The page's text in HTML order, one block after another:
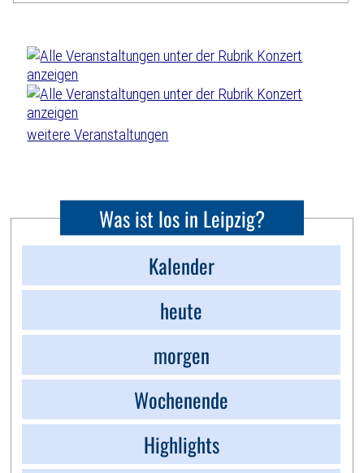
weitere Veranstaltungen
Was ist los in Leipzig?
Kalender
heute
morgen
Wochenende
Highlights